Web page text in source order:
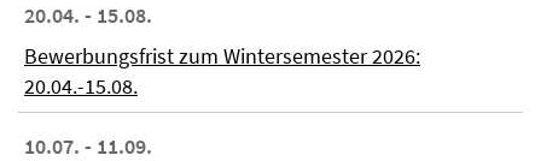
20.04. - 15.08.
Bewerbungsfrist zum Wintersemester 2026:
20.04.-15.08.
10.07. - 11.09.